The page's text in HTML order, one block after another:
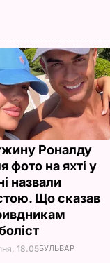
Роналду
фото на яхті у
назвали
Що сказав
18.05БУЛЬВАР